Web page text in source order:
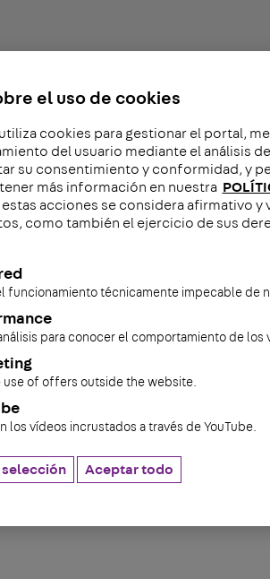
el uso de cookies
utiliza cookies para gestionar el portal,
del usuario mediante el análisis
su consentimiento y conformidad, y
más información en nuestra
acciones se considera afirmativo
como también el ejercicio de sus
funcionamiento técnicamente impecable de
para conocer el comportamiento de los
use of offers outside the website.
los vídeos incrustados a través de YouTube.
selección Aceptar todo